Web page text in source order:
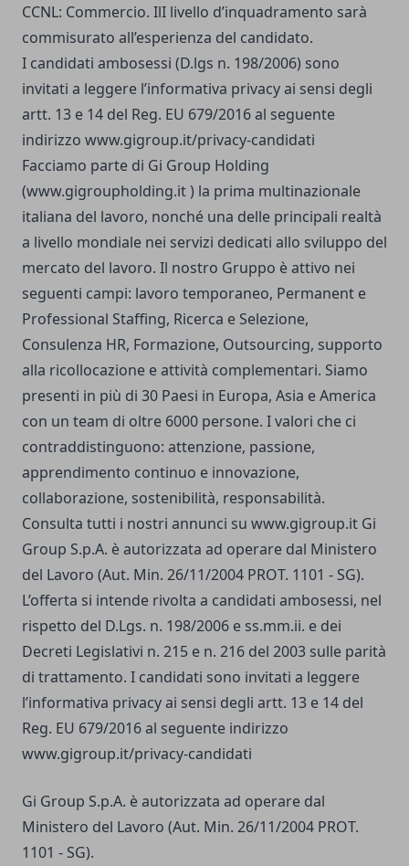
CCNL: Commercio. IlI livello d’inquadramento sarà
commisurato all’esperienza del candidato.
I candidati ambosessi (D.lgs n. 198/2006) sono
invitati a leggere l’informativa privacy ai sensi degli
artt. 13 e 14 del Reg. EU 679/2016 al seguente
indirizzo www.gigroup.it/privacy-candidati
Facciamo parte di Gi Group Holding
(www.gigroupholding.it ) la prima multinazionale
italiana del lavoro, nonché una delle principali realtà
a livello mondiale nei servizi dedicati allo sviluppo del
mercato del lavoro. Il nostro Gruppo è attivo nei
seguenti campi: lavoro temporaneo, Permanent e
Professional Staffing, Ricerca e Selezione,
Consulenza HR, Formazione, Outsourcing, supporto
alla ricollocazione e attività complementari. Siamo
presenti in più di 30 Paesi in Europa, Asia e America
con un team di oltre 6000 persone. I valori che ci
contraddistinguono: attenzione, passione,
apprendimento continuo e innovazione,
collaborazione, sostenibilità, responsabilità.
Consulta tutti i nostri annunci su www.gigroup.it Gi
Group S.p.A. è autorizzata ad operare dal Ministero
del Lavoro (Aut. Min. 26/11/2004 PROT. 1101 - SG).
L’offerta si intende rivolta a candidati ambosessi, nel
rispetto del D.Lgs. n. 198/2006 e ss.mm.ii. e dei
Decreti Legislativi n. 215 e n. 216 del 2003 sulle parità
di trattamento. I candidati sono invitati a leggere
l’informativa privacy ai sensi degli artt. 13 e 14 del
Reg. EU 679/2016 al seguente indirizzo
www.gigroup.it/privacy-candidati
Gi Group S.p.A. è autorizzata ad operare dal
Ministero del Lavoro (Aut. Min. 26/11/2004 PROT.
1101 - SG).